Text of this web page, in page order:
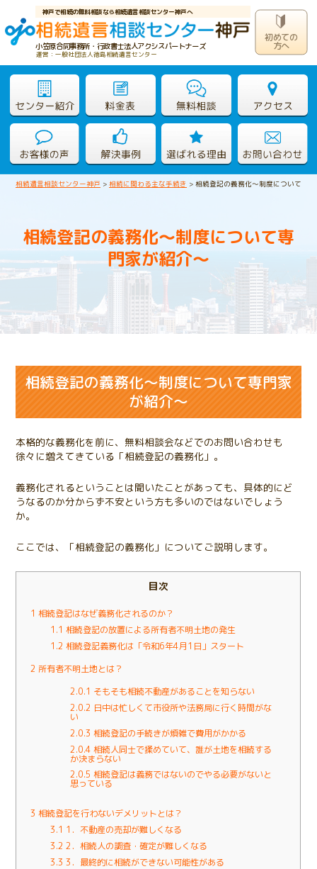
神戸で相続の無料相談なら相続遺言相談センター神戸へ
小笠原合同事務所・行政書士法人アクシスパートナーズ
運営：一般社団法人徳島相続遺言センター
初めての
方へ
相続遺言相談センター神戸 >相続に関わる主な手続き >相続登記の義務化～制度について専
相続登記の義務化～制度について専
門家が紹介～
相続登記の義務化～制度について専門家
が紹介～
本格的な義務化を前に、無料相談会などでのお問い合わせも
徐々に増えてきている「相続登記の義務化」。
義務化されるということは聞いたことがあっても、具体的にど
うなるのか分からず不安という方も多いのではないでしょう
か。
ここでは、「相続登記の義務化」についてご説明します。
目次
1 相続登記はなぜ義務化されるのか？
1.1 相続登記の放置による所有者不明土地の発生
1.2 相続登記義務化は「令和6年4月1日」スタート
2 所有者不明土地とは？
2.0.1 そもそも相続不動産があることを知らない
2.0.2 日中は忙しくて市役所や法務局に行く時間がな
い
2.0.3 相続登記の手続きが煩雑で費用がかかる
2.0.4 相続人同士で揉めていて、誰が土地を相続する
か決まらない
2.0.5 相続登記は義務ではないのでやる必要がないと
思っている
3 相続登記を行わないデメリットとは？
3.1 1．不動産の売却が難しくなる
3.2 2．相続人の調査・確定が難しくなる
3.3 3．最終的に相続ができない可能性がある